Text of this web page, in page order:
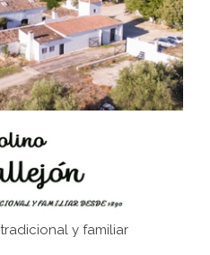
en el campo: del
de Los Hurones
y familiar